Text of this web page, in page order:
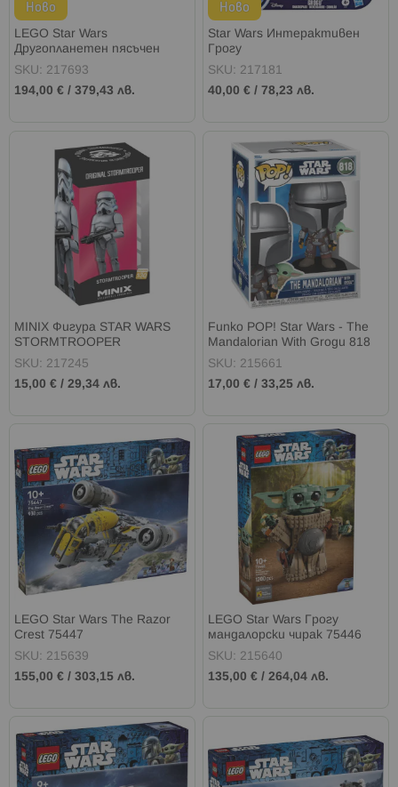
Ново
LEGO Star Wars
Другопланетен пясъчен
пълзач и мъдхорн 75453
SKU: 217693
194,00 € / 379,43 лв.
Ново
Star Wars Интерактивен
Грогу
SKU: 217181
40,00 € / 78,23 лв.
MINIX Фигура STAR WARS
STORMTROOPER
SKU: 217245
15,00 € / 29,34 лв.
Funko POP! Star Wars - The
Mandalorian With Grogu 818
Bobble-Head
SKU: 215661
17,00 € /33,25 лв.
LEGO Star Wars The Razor
Crest 75447
SKU: 215639
155,00 € / 303,15 лв.
LEGO Star Wars Грогу
мандалорски чирак 75446
SKU: 215640
135,00 € /264,04 лв.